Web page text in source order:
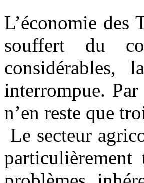
L’économie des
souffert du
considérables,
interrompue.
n’en reste que
Le secteur